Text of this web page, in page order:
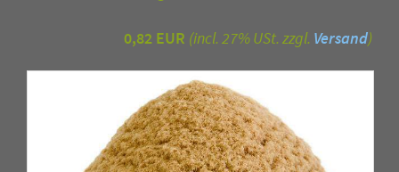
0,82 EUR (incl. 27% USt. zzgl. Versand)